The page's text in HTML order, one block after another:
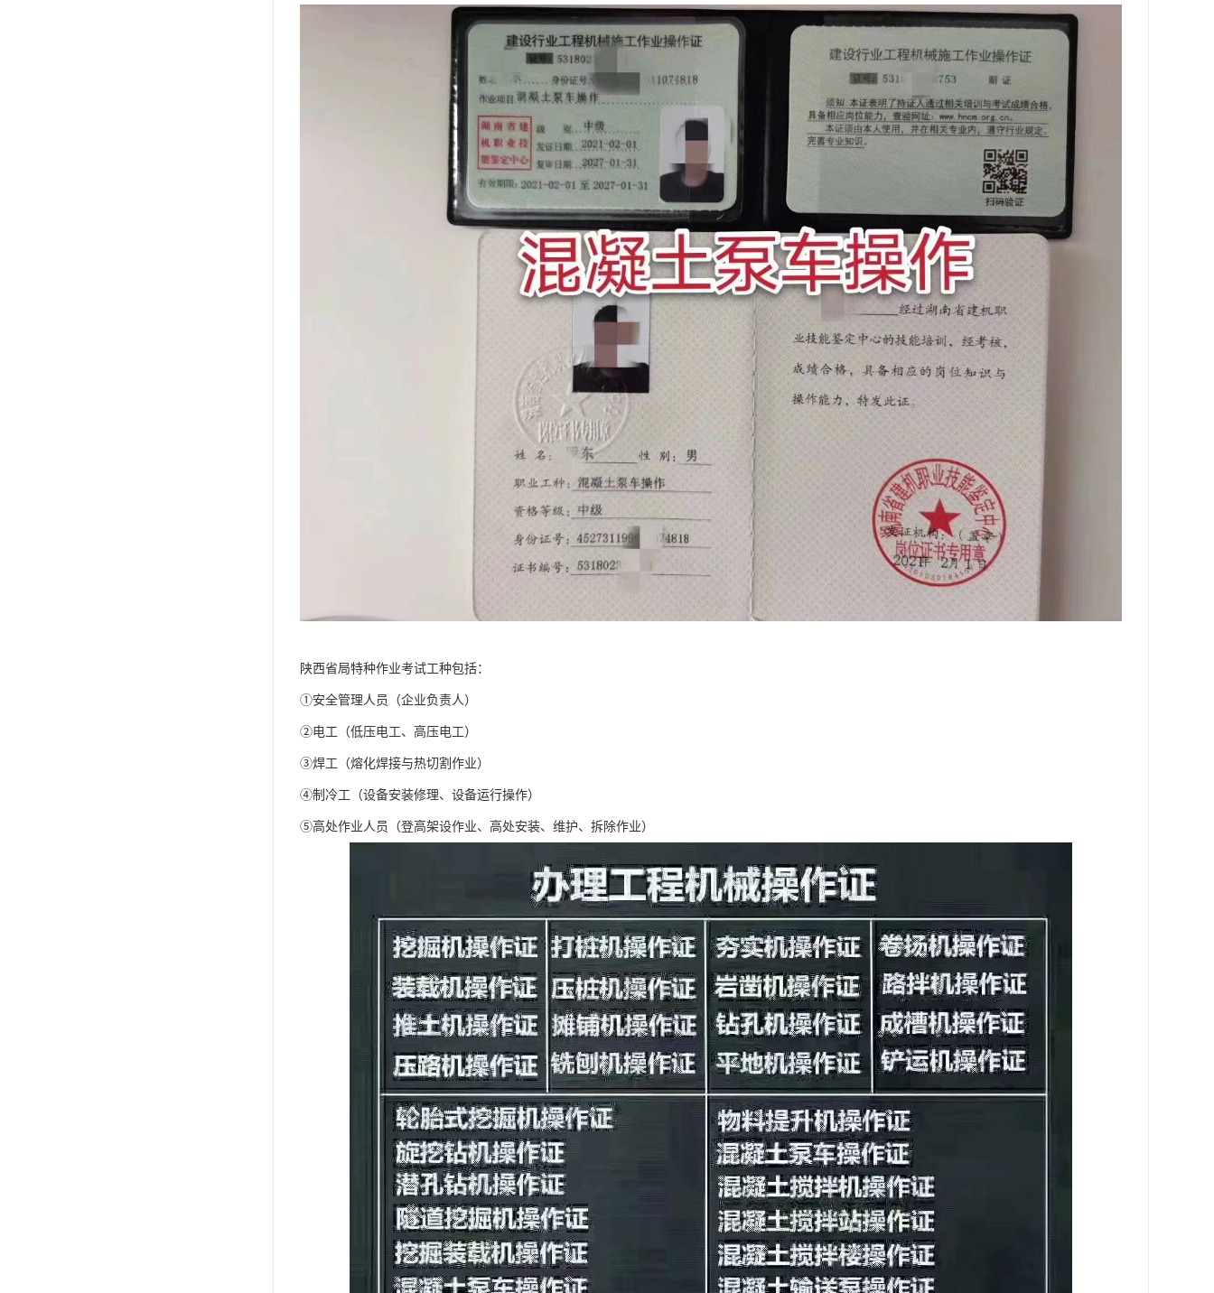
陕西省局特种作业考试工种包括：
①安全管理人员（企业负责人）
②电工（低压电工、高压电工）
③焊工（熔化焊接与热切割作业）
④制冷工（设备安装修理、设备运行操作）
⑤高处作业人员（登高架设作业、高处安装、维护、拆除作业）